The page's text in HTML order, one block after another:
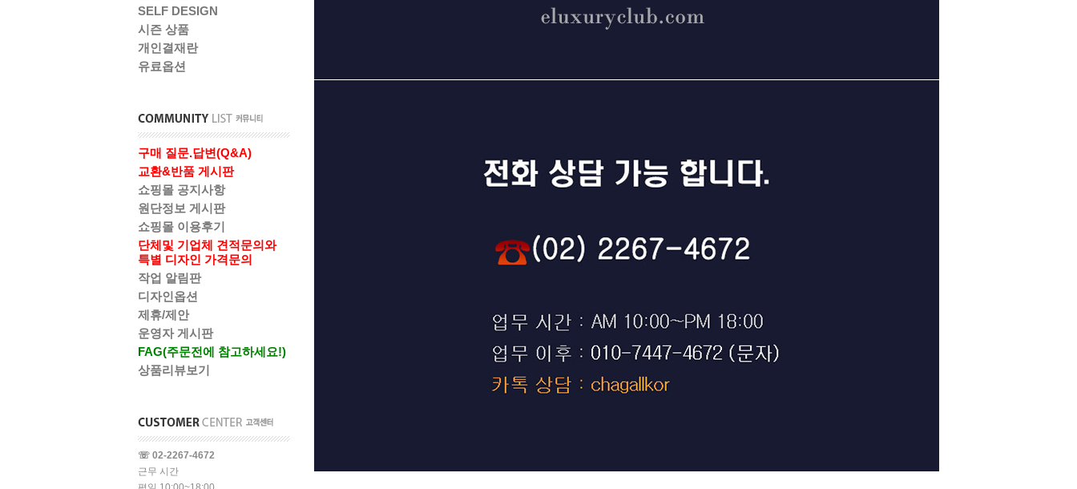
SELF DESIGN
시즌 상품
개인결재란
유료옵션
구매 질문.답변(Q&A)
교환&반품 게시판
쇼핑몰 공지사항
원단정보 게시판
쇼핑몰 이용후기
단체및 기업체 견적문의와
특별 디자인 가격문의
작업 알림판
디자인옵션
제휴/제안
운영자 게시판
FAG(주문전에 참고하세요!)
상품리뷰보기
☏ 02-2267-4672
근무 시간